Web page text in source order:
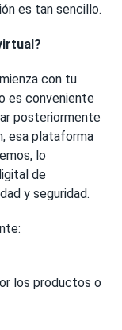
es tan sencillo.
con tu
es conveniente
posteriormente
esa plataforma
lo
de
y seguridad.
los productos o